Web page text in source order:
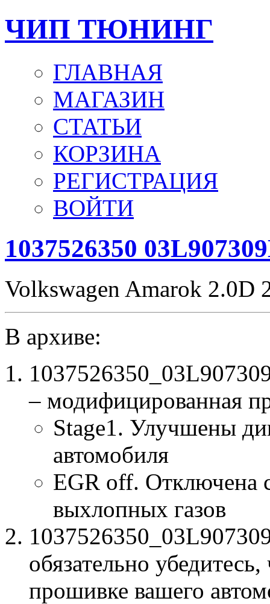
ЧИП ТЮНИНГ
ГЛАВНАЯ
МАГАЗИН
СТАТЬИ
КОРЗИНА
РЕГИСТРАЦИЯ
ВОЙТИ
1037526350
Volkswagen Amarok 2.0D
В архиве:
– модифицированная
Stage1. Улучшены
автомобиля
EGR off. Отключена
выхлопных газов
обязательно
прошивке вашего